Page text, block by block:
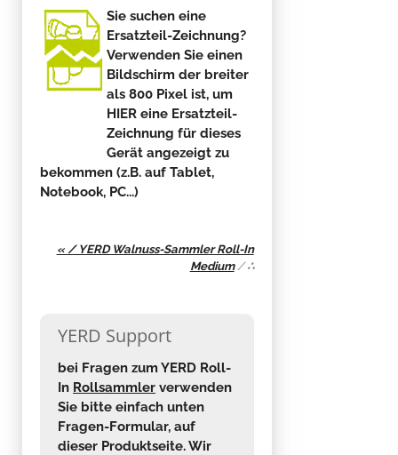
Sie suchen eine
Ersatzteil-Zeichnung?
Verwenden Sie einen
Bildschirm der breiter
als 800 Pixel ist, um
HIER eine Ersatzteil-
Zeichnung für dieses
Gerät angezeigt zu
bekommen (z.B. auf Tablet,
Notebook, PC...)
« / YERD Walnuss-Sammler Roll-In
Medium/∴
YERD Support
bei Fragen zum YERD Roll-
In Rollsammler verwenden
Sie bitte einfach unten
Fragen-Formular, auf
dieser Produktseite. Wir